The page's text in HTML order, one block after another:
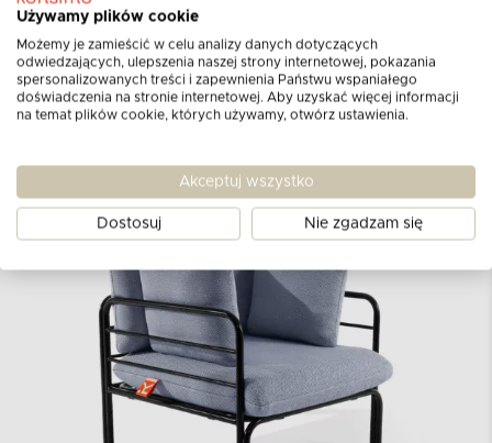
tego materiału sprawia, że utrzymanie fotela w
czystości jest proste i przyjemne, co jest
istotne, zwłaszcza w warunkach
zewnętrznych.
Używamy plików cookie
Możemy je zamieścić w celu analizy danych dotyczących
odwiedzających, ulepszenia naszej strony internetowej, pokazania
spersonalizowanych treści i zapewnienia Państwu wspaniałego
doświadczenia na stronie internetowej. Aby uzyskać więcej informacji
na temat plików cookie, których używamy, otwórz ustawienia.
Akceptuj wszystko
Dostosuj Nie zgadzam się